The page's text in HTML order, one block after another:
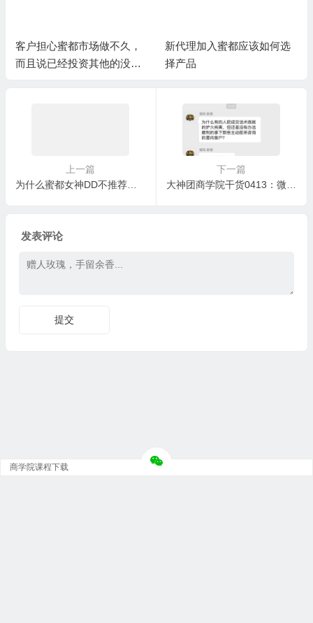
客户担心蜜都市场做不久，
而且说已经投资其他的没有
新代理加入蜜都应该如何选
择产品
上一篇
为什么蜜都女神DD不推荐用脸上？
下一篇
发表评论
商学院课程下载